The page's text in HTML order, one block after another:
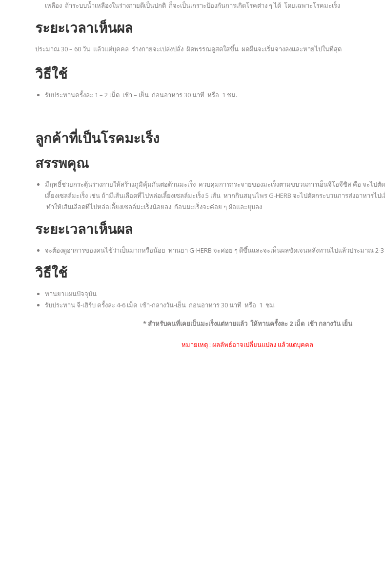
เหลือง ถ้าระบบน้ำเหลืองในร่างกายดีเป็นปกติ ก็จะเป็นเกราะป้องกันการเกิดโรคต่าง ๆ ได้ โดยเฉพาะโรคมะเร็ง
ระยะเวลาเห็นผล
ประมาณ 30 – 60 วัน แล้วแต่บุคคล ร่างกายจะเปล่งปลั่ง ผิดพรรณดูสดใสขึ้น ผดผื่นจะเริ่มจางลงและหายไปในที่สุด
วิธีใช้
รับประทานครั้งละ 1 – 2 เม็ด เช้า – เย็น ก่อนอาหาร 30 นาที หรือ 1 ชม.
ลูกค้าที่เป็นโรคมะเร็ง
สรรพคุณ
มีฤทธิ์ช่วยกระตุ้นร่างกายให้สร้างภูมิคุ้มกันต่อต้านมะเร็ง ควบคุมการกระจายของมะเร็งตามขบวนการเอ็นจีโอจีซิส คือ จะไปตั
เลี้ยงเซลล์มะเร็ง เช่น ถ้ามีเส้นเลือดที่ไปหล่อเลี้ยงเซลล์มะเร็ง 5 เส้น หากกินสมุนไพร G-HERB จะไปตัดกระบวนการส่งอาหารไปเ
ทำให้เส้นเลือดที่ไปหล่อเลี้ยงเซลล์มะเร็งน้อยลง ก้อนมะเร็งจะค่อย ๆ ฝ่อและยุบลง
ระยะเวลาเห็นผล
จะต้องดูอาการของคนไข้ว่าเป็นมากหรือน้อย ทานยา G-HERB จะค่อย ๆ ดีขึ้นและจะเห็นผลชัดเจนหลังทานไปแล้วประมาณ 2-3
วิธีใช้
ทานยาแผนปัจจุบัน
รับประทาน จี-เฮิร์บ ครั้งละ 4-6 เม็ด เช้า-กลางวัน-เย็น ก่อนอาหาร 30 นาที หรือ 1 ชม.
* สำหรับคนที่เคยเป็นมะเร็งแต่หายแล้ว ให้ทานครั้งละ 2 เม็ด เช้า กลางวัน เย็น
หมายเหตุ : ผลลัพธ์อาจเปลี่ยนแปลง แล้วแต่บุคคล